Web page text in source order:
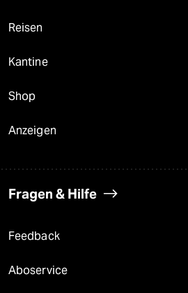
Reisen
Kantine
Shop
Anzeigen
Fragen & Hilfe
Feedback
Aboservice